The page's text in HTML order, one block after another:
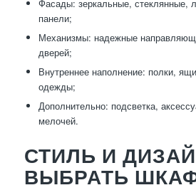
Фасады: зеркальные, стеклянные,
панели;
Механизмы: надежные
дверей;
Внутреннее наполнение: полки,
одежды;
Дополнительно: подсветка,
мелочей.
СТИЛЬ И
ВЫБРАТЬ